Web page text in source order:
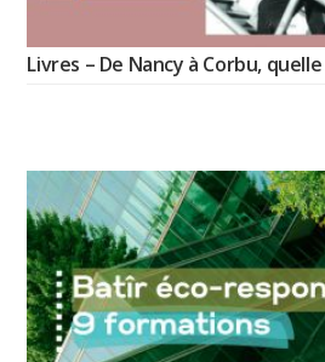
Livres – De Nancy à Corbu,